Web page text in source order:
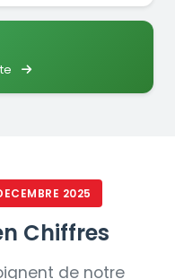
2025
Chiffres
de notre